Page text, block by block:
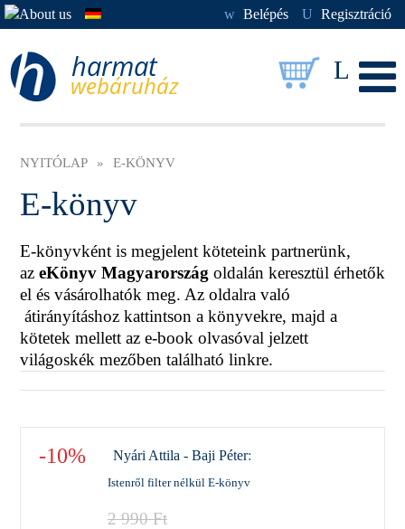
w Belépés U Regisztráció
L
NYITÓLAP » E-KÖNYV
E-könyv
E-könyvként is megjelent köteteink partnerünk,
az eKönyv Magyarország oldalán keresztül érhetők
el és vásárolhatók meg. Az oldalra való
átirányításhoz kattintson a könyvekre, majd a
kötetek mellett az e-book olvasóval jelzett
világoskék mezőben található linkre.
-10% Nyári Attila - Baji Péter:
Istenről filter nélkül E-könyv
2 990Ft